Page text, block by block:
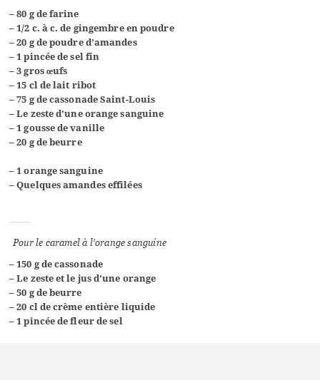
– 80 g de farine
– 1/2 c. à c. de gingembre en poudre
–20 g de poudre d’amandes
–1 pincée de sel fin
–3 gros œufs
– 15 cl de lait ribot
–75 g de cassonade Saint-Louis
–Le zeste d’une orange sanguine
– 1 gousse de vanille
–20 g de beurre
– 1 orange sanguine
– Quelques amandes effilées
Pour le caramel à l’orange sanguine
– 150 g de cassonade
– Le zeste et le jus d’une orange
– 50 g de beurre
– 20 cl de crème entière liquide
– 1 pincée de fleur de sel